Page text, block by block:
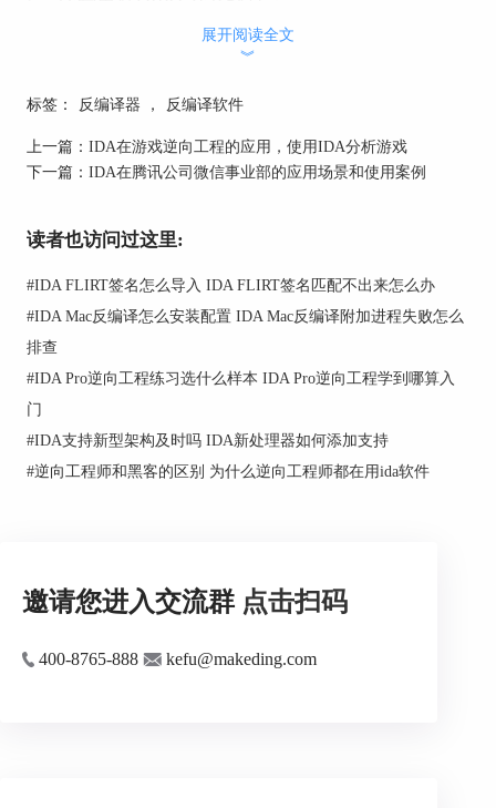
微软的Office办公软件包括Word、Excel、
PowerPoint等等，是全球最为广泛使用的办公软件
办公软件也存在一些潜在的漏洞和安全问题。微软
的工程师使用IDA等工具对Office办公软件的代码
制定相应的加固和优化措施，以提高Office办公软
件的安全性和稳定性。
3、调试Visual Studio开发工具：
微软的Visual Studio开发工具是全球最为广泛使用
的开发工具之一，其复杂的代码结构和强大的功能
需要通过调试工具来进行调试和优化。
微软的工程师使用IDA等工具对Visual Studio开发工
具的代码进行调试和分析，从而发现和解决软件中
的问题和bug，以提高开发效率和软件的可靠性。
反编译工具，可以帮助微软的工程师分析软件的二
优化措施，以提高软件的安全性和可靠性。
更多企业和行业应用IDA的案例，欢迎登录
展开阅读全文
︾
标签： 反编译器 ， 反编译软件
上一篇： IDA在游戏逆向工程的应用，使用IDA分析游戏
下一篇： IDA在腾讯公司微信事业部的应用场景和使用案例
读者也访问过这里:
#IDA FLIRT签名怎么导入 IDA FLIRT签名匹配不出来怎么办
#IDA Mac反编译怎么安装配置 IDA Mac反编译附加进程失败怎么
排查
#IDA Pro逆向工程练习选什么样本 IDA Pro逆向工程学到哪算入
门
#IDA支持新型架构及时吗 IDA新处理器如何添加支持
#逆向工程师和黑客的区别 为什么逆向工程师都在用ida软件
邀请您进入交流群 点击扫码
400-8765-888 kefu@makeding.com